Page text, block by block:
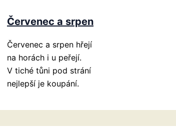
Červenec a srpen
Červenec a srpen hřejí
na horách i u peřejí.
V tiché tůni pod strání
nejlepší je koupání.